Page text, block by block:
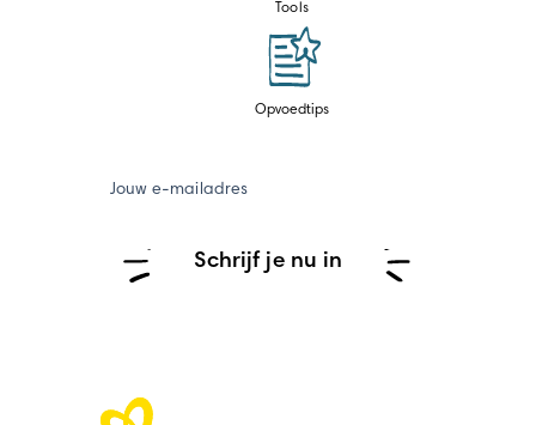
Tools
Opvoedtips
Jouw e-mailadres
Schrijf je nu in